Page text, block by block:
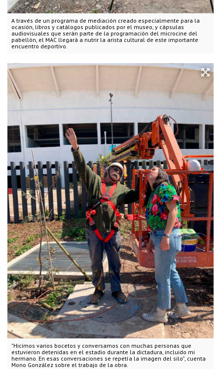
A través de un programa de mediación creado especialmente para la
ocasión, libros y catálogos publicados por el museo, y cápsulas
audiovisuales que serán parte de la programación del microcine del
pabellón, el MAC llegará a nutrir la arista cultural de este importante
encuentro deportivo.
"Hicimos varios bocetos y conversamos con muchas personas que
estuvieron detenidas en el estadio durante la dictadura, incluido mi
hermano. En esas conversaciones se repetía la imagen del silo”, cuenta
Mono González sobre el trabajo de la obra.